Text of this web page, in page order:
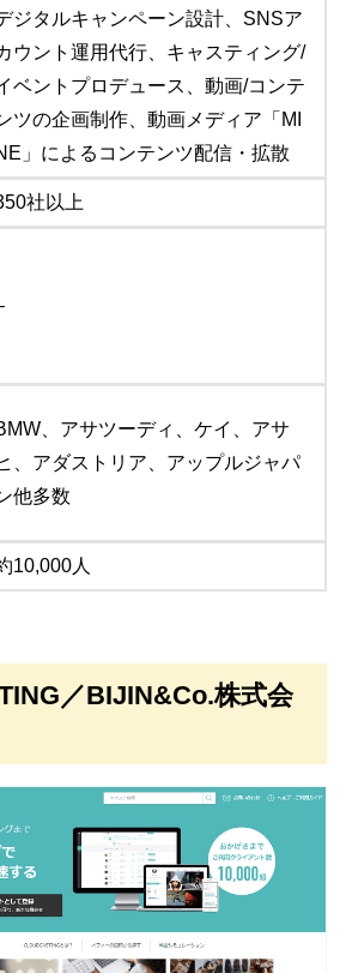
ジタルキャンペーン設計、SNSア
ウント運用代行、キャスティング/
ベントプロデュース、動画/コンテ
ツの企画制作、動画メディア「MI
」によるコンテンツ配信・拡散
社以上
、アサツーディ、ケイ、アサ
、アダストリア、アップルジャパ
他多数
10,000人
／BIJIN&Co.株式会